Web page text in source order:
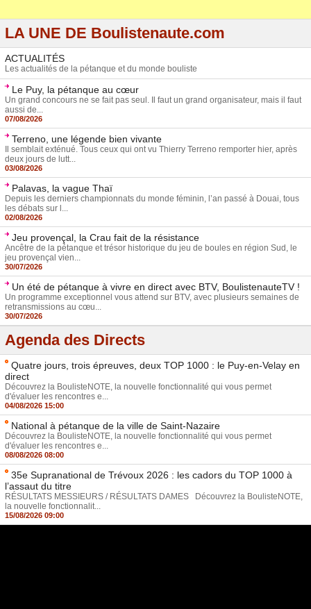
LA UNE DE Boulistenaute.com
ACTUALITÉS
Les actualités de la pétanque et du monde bouliste
Le Puy, la pétanque au cœur
Un grand concours ne se fait pas seul. Il faut un grand organisateur, mais il faut
aussi de...
07/08/2026
Terreno, une légende bien vivante
Il semblait exténué. Tous ceux qui ont vu Thierry Terreno remporter hier, après
deux jours de lutt...
03/08/2026
Palavas, la vague Thaï
Depuis les derniers championnats du monde féminin, l’an passé à Douai, tous
les débats sur l...
02/08/2026
Jeu provençal, la Crau fait de la résistance
Ancêtre de la pétanque et trésor historique du jeu de boules en région Sud, le
jeu provençal vien...
30/07/2026
Un été de pétanque à vivre en direct avec BTV, BoulistenauteTV !
Un programme exceptionnel vous attend sur BTV, avec plusieurs semaines de
retransmissions au cœu...
30/07/2026
Agenda des Directs
Quatre jours, trois épreuves, deux TOP 1000 : le Puy-en-Velay en
direct
Découvrez la BoulisteNOTE, la nouvelle fonctionnalité qui vous permet
d'évaluer les rencontres e...
04/08/2026 15:00
National à pétanque de la ville de Saint-Nazaire
Découvrez la BoulisteNOTE, la nouvelle fonctionnalité qui vous permet
d'évaluer les rencontres e...
08/08/2026 08:00
35e Supranational de Trévoux 2026 : les cadors du TOP 1000 à
l’assaut du titre
RÉSULTATS MESSIEURS / RÉSULTATS DAMES Découvrez la BoulisteNOTE,
la nouvelle fonctionnalit...
15/08/2026 09:00